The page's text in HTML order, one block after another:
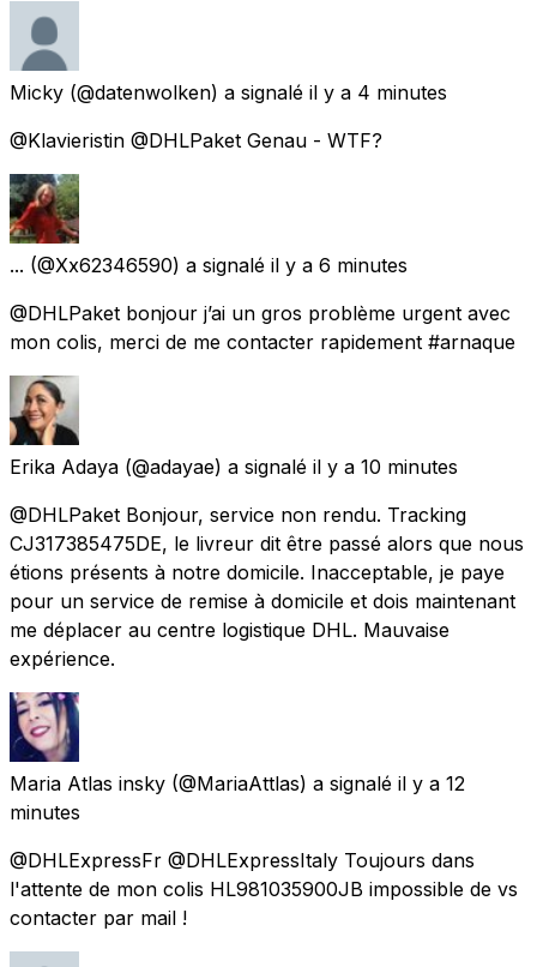
Micky (@datenwolken) a signalé il y a 4 minutes
@Klavieristin @DHLPaket Genau - WTF?
... (@Xx62346590) a signalé il y a 6 minutes
@DHLPaket bonjour j’ai un gros problème urgent avec
mon colis, merci de me contacter rapidement #arnaque
Erika Adaya (@adayae) a signalé il y a 10 minutes
@DHLPaket Bonjour, service non rendu. Tracking
CJ317385475DE, le livreur dit être passé alors que nous
étions présents à notre domicile. Inacceptable, je paye
pour un service de remise à domicile et dois maintenant
me déplacer au centre logistique DHL. Mauvaise
expérience.
Maria Atlas insky (@MariaAttlas) a signalé il y a 12
minutes
@DHLExpressFr @DHLExpressItaly Toujours dans
l'attente de mon colis HL981035900JB impossible de vs
contacter par mail !